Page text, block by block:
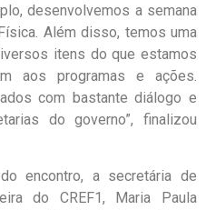
desenvolvemos a semana
Além disso, temos uma
itens do que estamos
aos programas e ações.
com bastante diálogo e
do governo”, finalizou
encontro, a secretária de
do CREF1, Maria Paula